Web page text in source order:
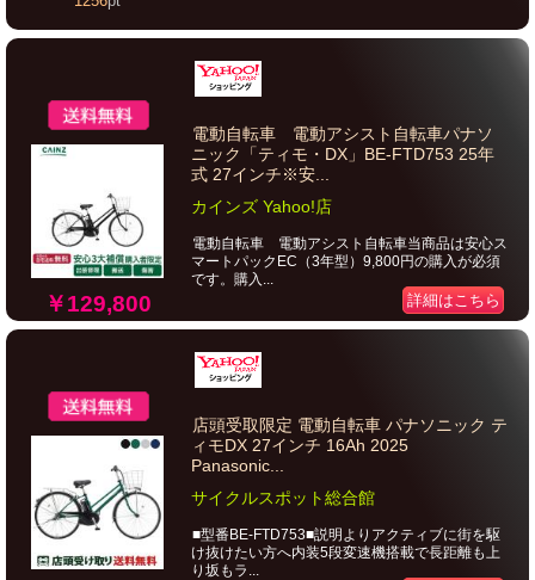
￥129,800
電動自転車 電動アシスト自転車パナソ
ニック「ティモ・DX」BE-FTD753 25年
式 27インチ※安...
カインズ Yahoo!店
電動自転車 電動アシスト自転車当商品は安心ス
マートパックEC（3年型）9,800円の購入が必須
です。購入...
詳細はこちら
店頭受取限定 電動自転車 パナソニック テ
ィモDX 27インチ 16Ah 2025
Panasonic...
サイクルスポット総合館
■型番BE-FTD753■説明よりアクティブに街を駆
け抜けたい方へ内装5段変速機搭載で長距離も上
り坂もラ...